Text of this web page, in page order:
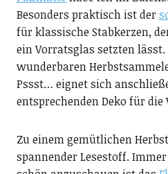
Besonders praktisch ist der
für klassische Stabkerzen,
ein Vorratsglas setzten
wunderbaren
Pssst… eignet sich
entsprechenden Deko für
Zu einem gemütlichen
spannender Lesestoff.